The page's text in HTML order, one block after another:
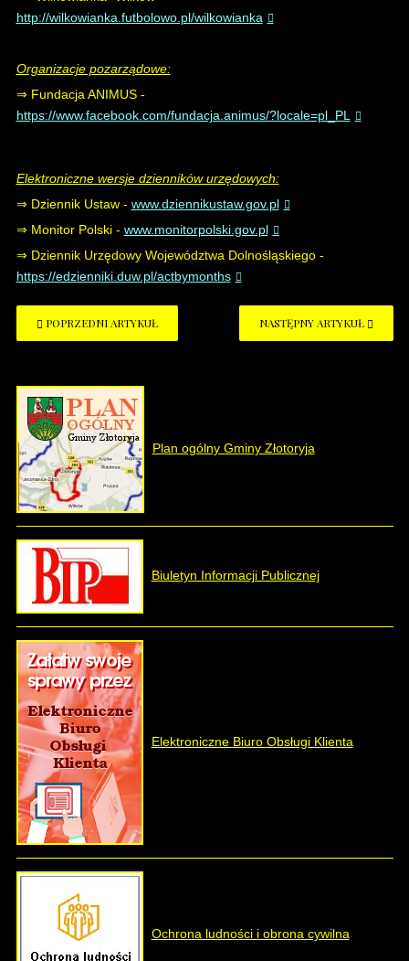
http://wilkowianka.futbolowo.pl/wilkowianka
Organizacje pozarządowe:
⇒ Fundacja ANIMUS -
https://www.facebook.com/fundacja.animus/?locale=pl_PL
Elektroniczne wersje dzienników urzędowych:
⇒ Dziennik Ustaw - www.dziennikustaw.gov.pl
⇒ Monitor Polski - www.monitorpolski.gov.pl
⇒ Dziennik Urzędowy Województwa Dolnośląskiego -
https://edzienniki.duw.pl/actbymonths
POPRZEDNI ARTYKUŁ NASTĘPNY ARTYKUŁ
Plan ogólny Gminy Złotoryja
Biuletyn Informacji Publicznej
Elektroniczne Biuro Obsługi Klienta
Ochrona ludności i obrona cywilna